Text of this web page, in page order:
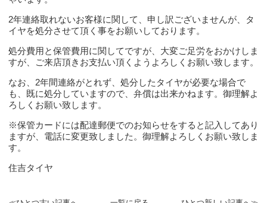
2年連絡取れないお客様に関して、申し訳ございませんが、タ
イヤを処分させて頂く事をお願いしております。
処分費用と保管費用に関してですが、大変ご足労をおかけしま
すが、ご来店頂きお支払い頂くようよろしくお願い致します。
なお、2年間連絡がとれず、処分したタイヤが必要な場合で
も、既に処分していますので、弁償は出来かねます。御理解よ
ろしくお願い致します。
※保管カードには配達郵便でのお知らせをすると記入してあり
ますが、電話に変更致しました。御理解よろしくお願い致しま
す。
住吉タイヤ